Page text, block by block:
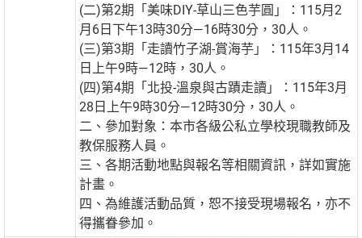
(二)第2期「美味DIY-草山三色芋圓」：115月2
月6日下午13時30分—16時30分，30人。
(三)第3期「走讀竹子湖-賞海芋」：115年3月14
日上午9時—12時，30人。
(四)第4期「北投-溫泉與古蹟走讀」：115年3月
28日上午9時30分—12時30分，30人。
二、參加對象：本市各級公私立學校現職教師及
教保服務人員。
三、各期活動地點與報名等相關資訊，詳如實施
計畫。
四、為維護活動品質，恕不接受現場報名，亦不
得攜眷參加。